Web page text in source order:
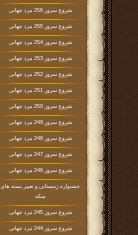
شروع سرور 256 نبرد جهانی
شروع سرور 255 نبرد جهانی
شروع سرور 254 نبرد جهانی
شروع سرور 253 نبرد جهانی
شروع سرور 252 نبرد جهانی
شروع سرور 251 نبرد جهانی
شروع سرور 250 نبرد جهانی
شروع سرور 249 نبرد جهانی
شروع سرور 248 نبرد جهانی
شروع سرور 247 نبرد جهانی
شروع سرور 246 نبرد جهانی
جشنواره زمستانی و تغییر بسته های
سکه
شروع سرور 245 نبرد جهانی
شروع سرور 244 نبرد جهانی